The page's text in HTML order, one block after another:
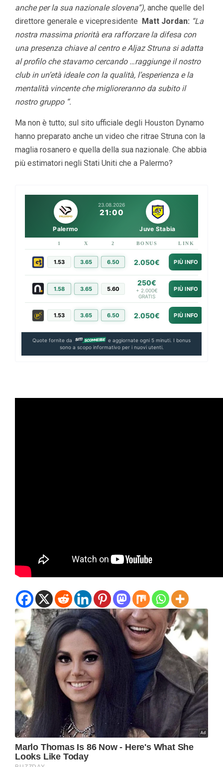
anche per la sua nazionale slovena”), anche quelle del
direttore generale e vicepresidente Matt Jordan: “La
nostra massima priorità era rafforzare la difesa con
una presenza chiave al centro e Aljaz Struna si adatta
al profilo che stavamo cercando …raggiunge il nostro
club in un’età ideale con la qualità, l’esperienza e la
mentalità vincente che miglioreranno da subito il
nostro gruppo “.
Ma non è tutto; sul sito ufficiale degli Houston Dynamo
hanno preparato anche un video che ritrae Struna con la
maglia rosanero e quella della sua nazionale. Che abbia
più estimatori negli Stati Uniti che a Palermo?
23.08.2026
21:00
Palermo Juve Stabia
1 X 2 BONUS LINK
1.53 3.65 6.50 2.050€ PIÙ INFO
1.58 3.65 5.60
250€
+ 2.000€
GRATIS
PIÙ INFO
1.53 3.65 6.50 2.050€ PIÙ INFO
Quote fornite da
e aggiornate ogni 5 minuti. I bonus
sono a scopo informativo per i nuovi utenti.